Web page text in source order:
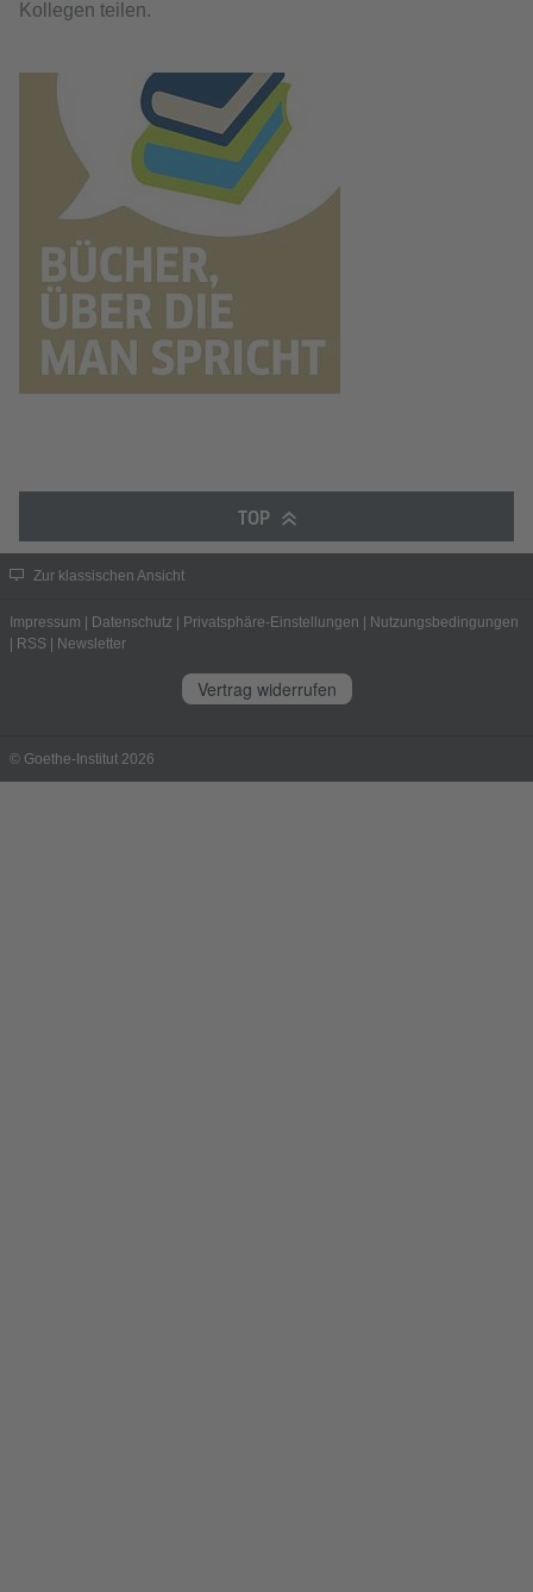
Kollegen teilen.
TOP
Zur klassischen Ansicht
Impressum | Datenschutz | Privatsphäre-Einstellungen | Nutzungsbedingungen
| RSS | Newsletter
Vertrag widerrufen
© Goethe-Institut 2026